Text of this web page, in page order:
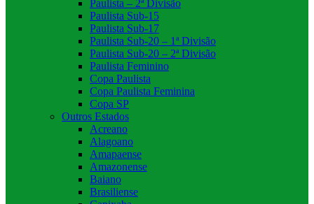
Paulista – 2ª Divisão
Paulista Sub-15
Paulista Sub-17
Paulista Sub-20 – 1ª Divisão
Paulista Sub-20 – 2ª Divisão
Paulista Feminino
Copa Paulista
Copa Paulista Feminina
Copa SP
Outros Estados
Acreano
Alagoano
Amapaense
Amazonense
Baiano
Brasiliense